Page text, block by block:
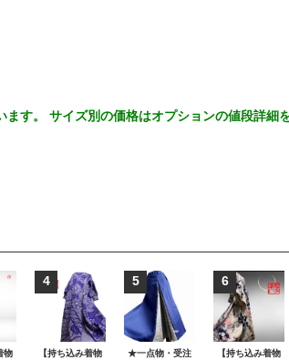
す。 サイズ別の価格はオプションの値段詳細
物
4
【持ち込み着物
5
★一点物・受注
6
【持ち込み着物